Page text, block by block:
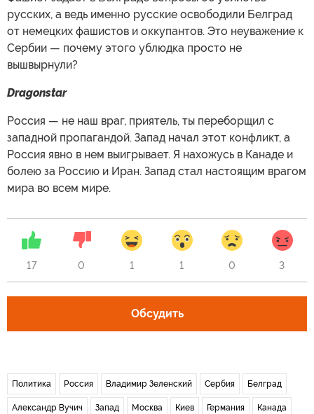
русских, а ведь именно русские освободили Белград
от немецких фашистов и оккупантов. Это неуважение к
Сербии — почему этого ублюдка просто не
вышвырнули?
Dragonstar
Россия — не наш враг, приятель, ты переборщил с
западной пропагандой. Запад начал этот конфликт, а
Россия явно в нем выигрывает. Я нахожусь в Канаде и
болею за Россию и Иран. Запад стал настоящим врагом
мира во всем мире.
17 0 1 1 0 3
Обсудить
Политика Россия Владимир Зеленский Сербия Белград
Александр Вучич Запад Москва Киев Германия Канада